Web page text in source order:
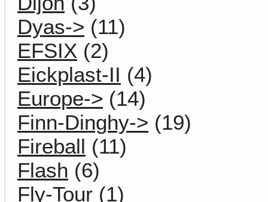
Dyas-> (11)
EFSIX (2)
Eickplast-II (4)
Europe-> (14)
Finn-Dinghy-> (19)
Fireball (11)
Flash (6)
Fly-Tour (1)